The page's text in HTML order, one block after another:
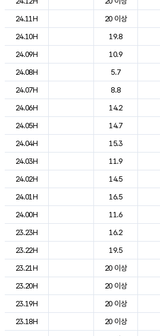
24.11H
20 이상
24.10H
19.8
24.09H
10.9
24.08H
5.7
24.07H
8.8
24.06H
14.2
24.05H
14.7
24.04H
15.3
24.03H
11.9
24.02H
14.5
24.01H
16.5
24.00H
11.6
23.23H
16.2
23.22H
19.5
23.21H
20 이상
23.20H
20 이상
23.19H
20 이상
23.18H
20 이상